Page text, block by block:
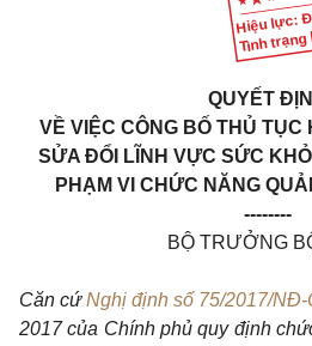
Hiệu lực:
Tình
QUYẾT
VỀ VIỆC CÔNG BỐ THỦ
SỬA ĐỔI LĨNH VỰC SỨC
PHẠM VI CHỨC NĂNG
--------
BỘ TRƯỞNG
Căn cứNghị định số 75/2017/NĐ-
2017 của Chính phủ quy định